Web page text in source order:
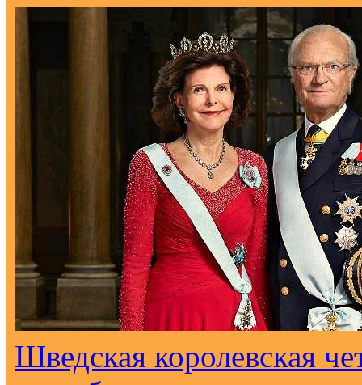
Шведская королевская